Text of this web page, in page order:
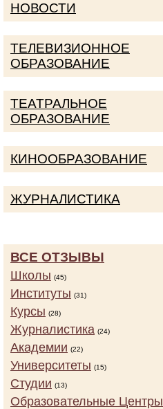
НОВОСТИ
ТЕЛЕВИЗИОННОЕ
ОБРАЗОВАНИЕ
ТЕАТРАЛЬНОЕ
ОБРАЗОВАНИЕ
КИНООБРАЗОВАНИЕ
ЖУРНАЛИСТИКА
ВСЕ ОТЗЫВЫ
Школы (45)
Институты (31)
Курсы (28)
Журналистика (24)
Академии (22)
Университеты (15)
Студии (13)
Образовательные Центры